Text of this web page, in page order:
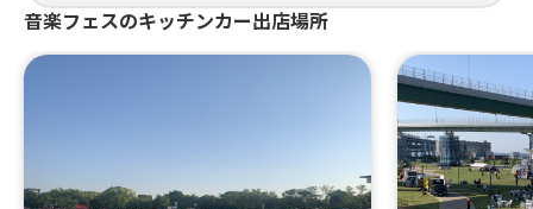
音楽フェスのキッチンカー出店場所